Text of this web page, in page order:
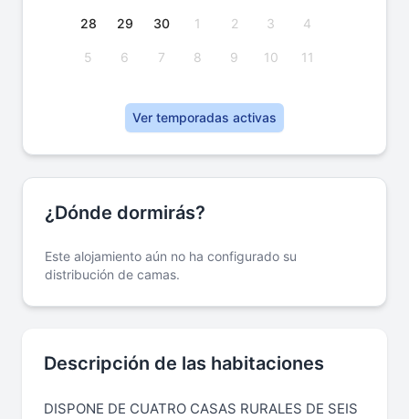
28 29 30 1 2 3 4
5 6 7 8 9 10 11
Ver temporadas activas
¿Dónde dormirás?
Este alojamiento aún no ha configurado su
distribución de camas.
Descripción de las habitaciones
DISPONE DE CUATRO CASAS RURALES DE SEIS